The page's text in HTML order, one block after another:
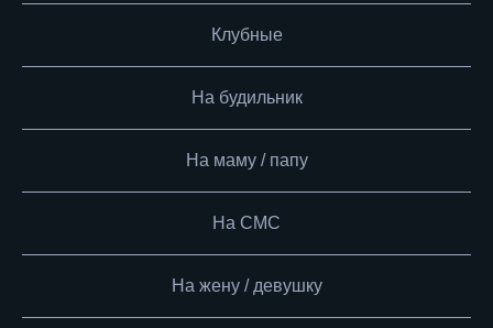
Клубные
На будильник
На маму / папу
На СМС
На жену / девушку